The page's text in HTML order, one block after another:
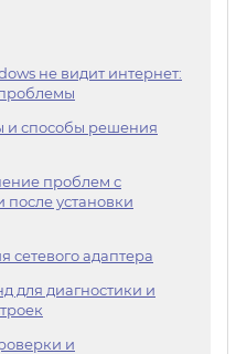
не видит интернет:
способы решения
проблем с
установки
сетевого адаптера
для диагностики и
и